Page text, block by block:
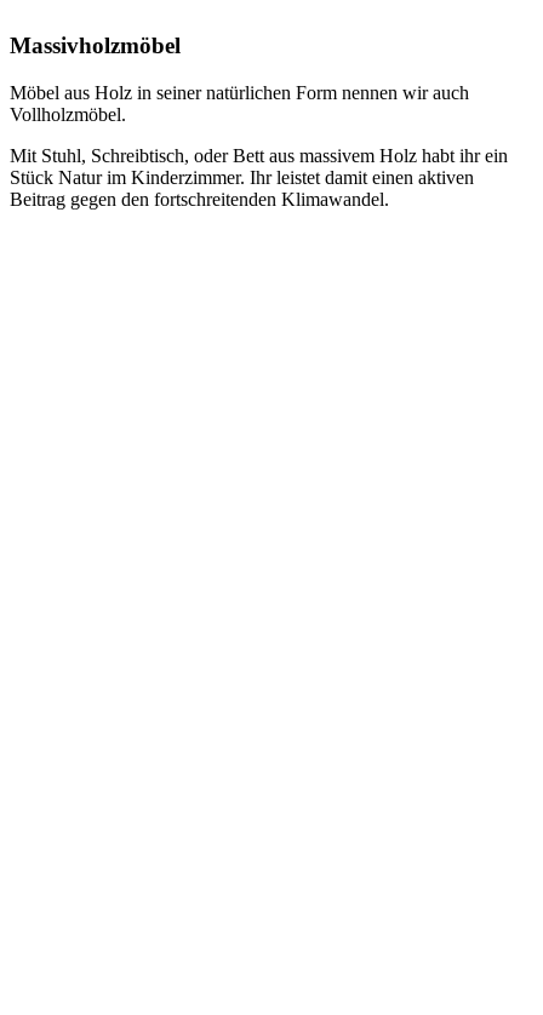
Massivholzmöbel
Möbel aus Holz in seiner natürlichen Form nennen wir auch
Vollholzmöbel.
Mit Stuhl, Schreibtisch, oder Bett aus massivem Holz habt ihr ein
Stück Natur im Kinderzimmer. Ihr leistet damit einen aktiven
Beitrag gegen den fortschreitenden Klimawandel.